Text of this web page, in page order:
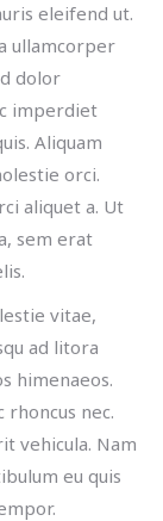
eleifend ut.
ullamcorper
dolor
imperdiet
Aliquam
orci.
aliquet a. Ut
sem erat
vitae,
ad litora
himenaeos.
rhoncus nec.
vehicula. Nam
eu quis